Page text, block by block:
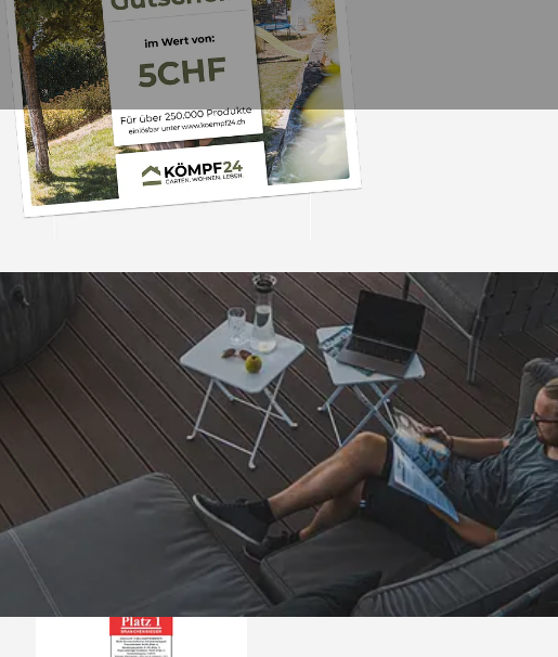
Trusted Shops
4,81/ 5
25.961 Bewertungen
„Alles bestens, empfehle ich
weiter.“
07.08.2026
Auszeichnungen